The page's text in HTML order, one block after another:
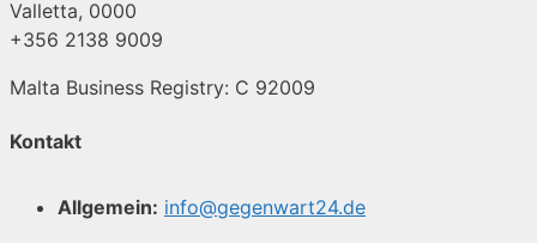
Valletta, 0000
+356 2138 9009
Malta Business Registry: C 92009
Kontakt
Allgemein: info@gegenwart24.de